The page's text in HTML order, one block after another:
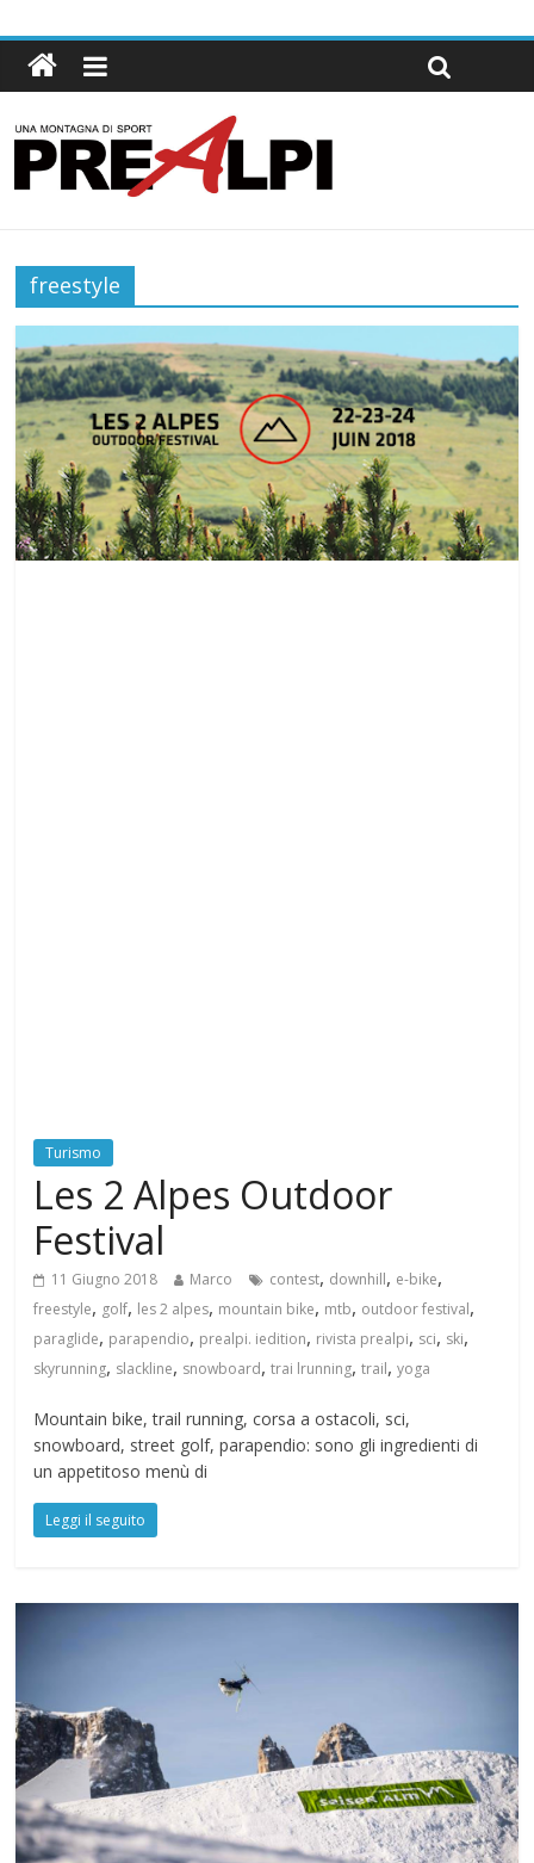
freestyle
Turismo
Les 2 Alpes Outdoor
Festival
11 Giugno 2018 Marco contest, downhill, e-bike,
freestyle, golf, les 2 alpes, mountain bike, mtb, outdoor festival,
paraglide, parapendio, prealpi. iedition, rivista prealpi, sci, ski,
skyrunning, slackline, snowboard,trai lrunning,trail,yoga
Mountain bike, trail running, corsa a ostacoli, sci,
snowboard, street golf, parapendio: sono gli ingredienti di
un appetitoso menù di
Leggi il seguito